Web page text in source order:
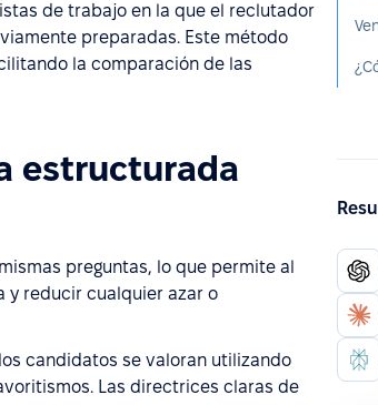
de trabajo en la que el reclutador
preparadas. Este método
la comparación de las
estructurada
preguntas, lo que permite al
y reducir cualquier azar o
candidatos se valoran utilizando
Las directrices claras de